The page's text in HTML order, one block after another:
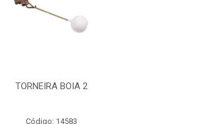
TORNEIRA BOIA 2
Código: 14583